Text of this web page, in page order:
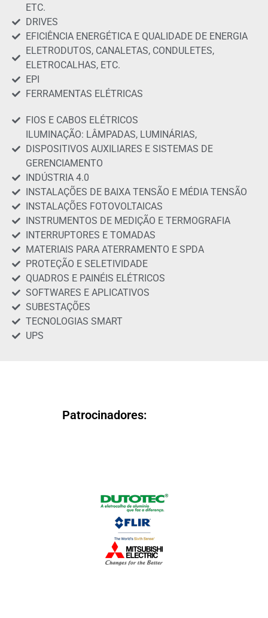
ETC.
DRIVES
EFICIÊNCIA ENERGÉTICA E QUALIDADE DE ENERGIA
ELETRODUTOS, CANALETAS, CONDULETES,
ELETROCALHAS, ETC.
EPI
FERRAMENTAS ELÉTRICAS
FIOS E CABOS ELÉTRICOS
ILUMINAÇÃO: LÂMPADAS, LUMINÁRIAS,
DISPOSITIVOS AUXILIARES E SISTEMAS DE
GERENCIAMENTO
INDÚSTRIA 4.0
INSTALAÇÕES DE BAIXA TENSÃO E MÉDIA TENSÃO
INSTALAÇÕES FOTOVOLTAICAS
INSTRUMENTOS DE MEDIÇÃO E TERMOGRAFIA
INTERRUPTORES E TOMADAS
MATERIAIS PARA ATERRAMENTO E SPDA
PROTEÇÃO E SELETIVIDADE
QUADROS E PAINÉIS ELÉTRICOS
SOFTWARES E APLICATIVOS
SUBESTAÇÕES
TECNOLOGIAS SMART
UPS
Patrocinadores: